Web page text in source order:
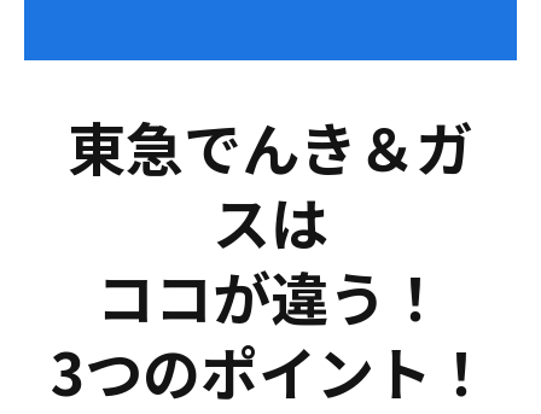
東急でんき＆ガ
スは
ココが違う！
3つのポイント！